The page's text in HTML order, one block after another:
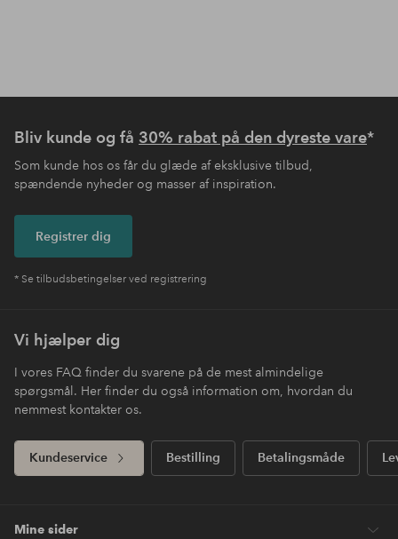
Bliv kunde og få 30% rabat på den dyreste vare*
Som kunde hos os får du glæde af eksklusive tilbud,
spændende nyheder og masser af inspiration.
Registrer dig
* Se tilbudsbetingelser ved registrering
Vi hjælper dig
I vores FAQ finder du svarene på de mest almindelige
spørgsmål. Her finder du også information om, hvordan du
nemmest kontakter os.
Kundeservice Bestilling Betalingsmåde
Mine sider